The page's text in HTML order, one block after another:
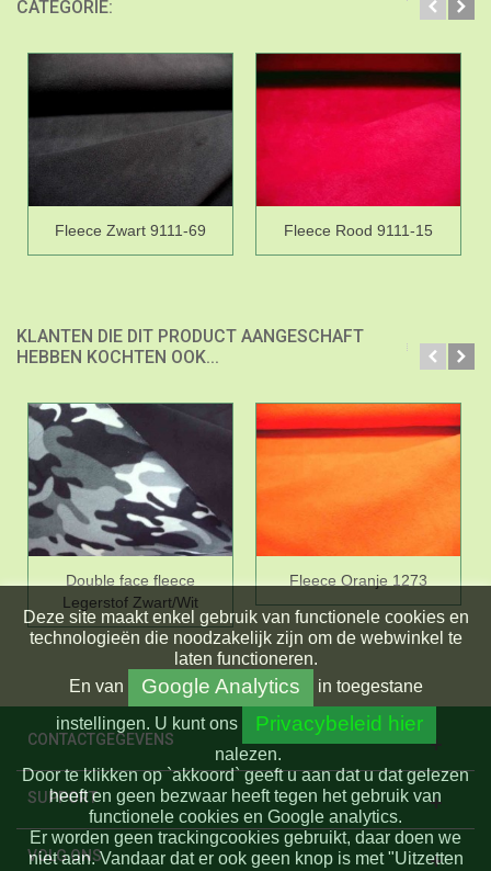
CATEGORIE:
Fleece Zwart 9111-69 Fleece Rood 9111-15
KLANTEN DIE DIT PRODUCT AANGESCHAFT
HEBBEN KOCHTEN OOK...
Double face fleece
Legerstof Zwart/Wit
Fleece Oranje 1273
CONTACTGEGEVENS
SUPPORT
VOLG ONS
Deze site maakt enkel gebruik van functionele cookies en
technologieën die noodzakelijk zijn om de webwinkel te
laten functioneren.
En van Google Analytics
in toegestane
instellingen. U kunt ons Privacybeleid hier
nalezen.
Door te klikken op `akkoord` geeft u aan dat u dat gelezen
heeft en geen bezwaar heeft tegen het gebruik van
functionele cookies en Google analytics.
Er worden geen trackingcookies gebruikt, daar doen we
niet aan. Vandaar dat er ook geen knop is met "Uitzetten